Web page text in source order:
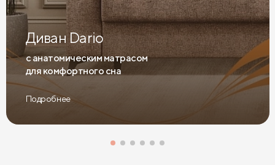
Диван Dario
с анатомическим матрасом
для комфортного сна
Подробнее